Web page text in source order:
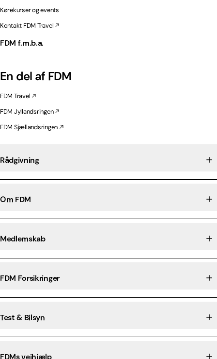
Kørekurser og events
Kontakt FDM Travel
FDM f.m.b.a.
En del af FDM
FDM Travel
FDM Jyllandsringen
FDM Sjællandsringen
Rådgivning
Om FDM
Medlemskab
FDM Forsikringer
Test & Bilsyn
FDMs vejhjælp